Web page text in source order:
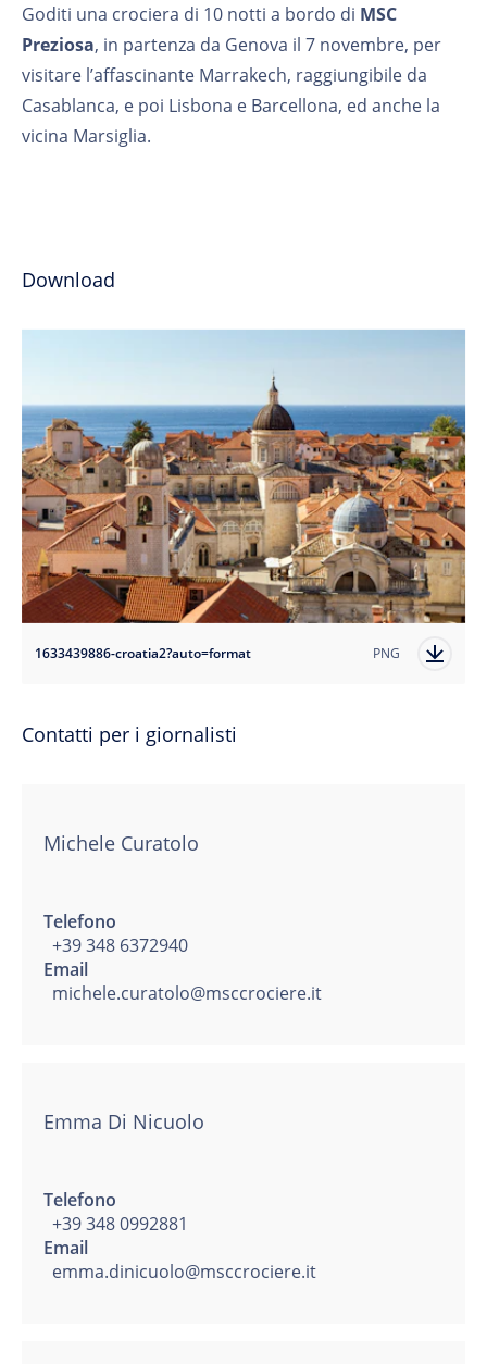
Goditi una crociera di 10 notti a bordo di MSC
Preziosa, in partenza da Genova il 7 novembre, per
visitare l’affascinante Marrakech, raggiungibile da
Casablanca, e poi Lisbona e Barcellona, ed anche la
vicina Marsiglia.
Download
1633439886-croatia2?auto=format PNG
Contatti per i giornalisti
Michele Curatolo
Telefono
+39 348 6372940
Email
michele.curatolo@msccrociere.it
Emma Di Nicuolo
Telefono
+39 348 0992881
Email
emma.dinicuolo@msccrociere.it